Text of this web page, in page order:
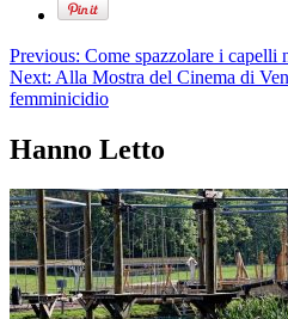
Previous: Come spazzolare i capelli
Next: Alla Mostra del Cinema di
femminicidio
Hanno Letto